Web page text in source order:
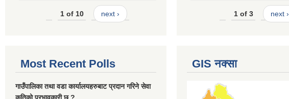
1 of 10 next › 1 of 3 next ›
Most Recent Polls
गाउँपालिका तथा वडा कार्यालयहरुबाट प्रदान गरिने सेवा
कतिको प्रभावकारी छ ?
GIS नक्सा